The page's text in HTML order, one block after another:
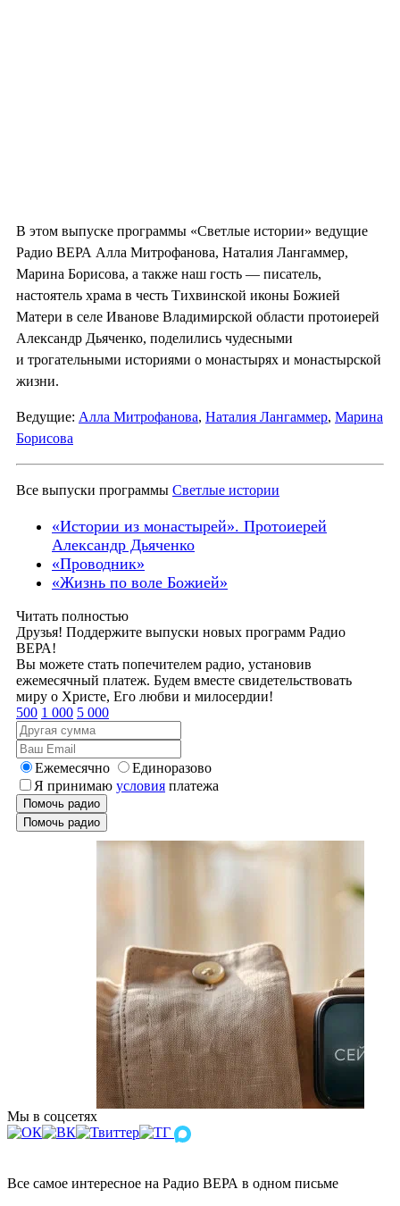
В этом выпуске программы «Светлые истории» ведущие
Радио ВЕРА Алла Митрофанова, Наталия Лангаммер,
Марина Борисова, а также наш гость — писатель,
настоятель храма в честь Тихвинской иконы Божией
Матери в селе Иванове Владимирской области протоиерей
Александр Дьяченко, поделились чудесными
и трогательными историями о монастырях и монастырской
жизни.
Ведущие: Алла Митрофанова, Наталия Лангаммер, Марина
Борисова
Все выпуски программы Светлые истории
«Истории из монастырей». Протоиерей
Александр Дьяченко
«Проводник»
«Жизнь по воле Божией»
Читать полностью
Друзья! Поддержите выпуски новых программ Радио
ВЕРА!
Вы можете стать попечителем радио, установив
ежемесячный платеж. Будем вместе свидетельствовать
миру о Христе, Его любви и милосердии!
500 1 000 5 000
Ежемесячно
Единоразово
Я принимаю условия платежа
Помочь радио
Помочь радио
Мы в соцсетях
Все самое интересное на Радио ВЕРА в одном письме